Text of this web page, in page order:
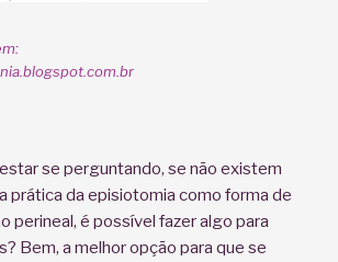
se perguntando, se não existem
prática da episiotomia como forma de
perineal, é possível fazer algo para
Bem, a melhor opção para que se